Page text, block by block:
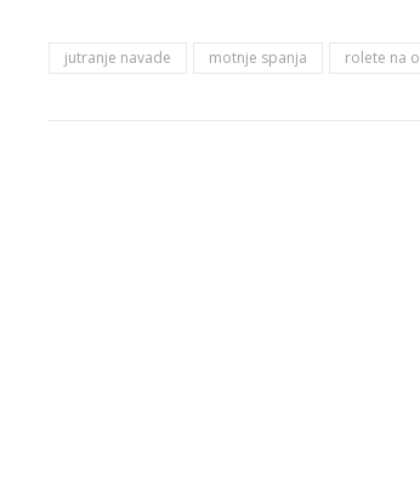
jutranje navade motnje spanja rolete na